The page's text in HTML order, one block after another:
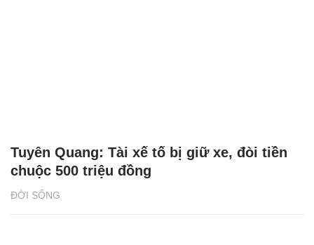
ĐỜI SỐNG
Tuyên Quang: Tài xế tố bị giữ xe, đòi tiền
chuộc 500 triệu đồng